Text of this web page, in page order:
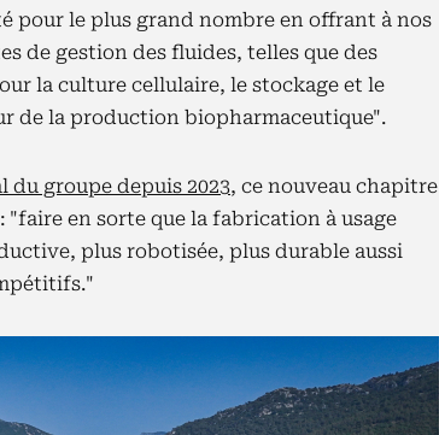
pour le plus grand nombre en offrant à nos
de gestion des fluides, telles que des
la culture cellulaire, le stockage et le
de la production biopharmaceutique".
du groupe depuis 2023, ce nouveau chapitre
en sorte que la fabrication à usage
plus robotisée, plus durable aussi